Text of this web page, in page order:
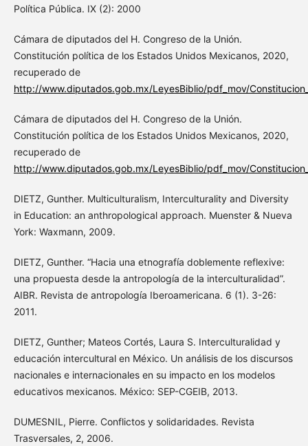
Política Pública. IX (2): 2000
Cámara de diputados del H. Congreso de la Unión.
Constitución política de los Estados Unidos Mexicanos, 2020,
recuperado de
http://www.diputados.gob.mx/LeyesBiblio/pdf_mov/
Cámara de diputados del H. Congreso de la Unión.
Constitución política de los Estados Unidos Mexicanos, 2020,
recuperado de
http://www.diputados.gob.mx/LeyesBiblio/pdf_mov/
DIETZ, Gunther. Multiculturalism, Interculturality and Diversity
in Education: an anthropological approach. Muenster & Nueva
York: Waxmann, 2009.
DIETZ, Gunther. “Hacia una etnografía doblemente reflexive:
una propuesta desde la antropología de la interculturalidad”.
AIBR. Revista de antropología Iberoamericana. 6 (1). 3-26:
2011.
DIETZ, Gunther; Mateos Cortés, Laura S. Interculturalidad y
educación intercultural en México. Un análisis de los discursos
nacionales e internacionales en su impacto en los modelos
educativos mexicanos. México: SEP-CGEIB, 2013.
DUMESNIL, Pierre. Conflictos y solidaridades. Revista
Trasversales, 2, 2006.